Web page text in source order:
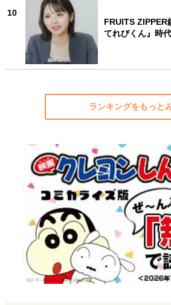
10
FRUITS ZIPPER
てれびくん』時
ランキングをもっと